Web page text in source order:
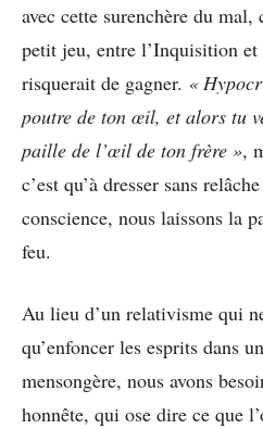
avec cette surenchère du mal,
petit jeu, entre l’Inquisition et
risquerait de gagner. «
poutre de ton œil, et alors tu
paille de l’œil de ton frère »,
c’est qu’à dresser sans
conscience, nous laissons la
feu.
Au lieu d’un relativisme qui
qu’enfoncer les esprits dans
mensongère, nous avons
honnête, qui ose dire ce que